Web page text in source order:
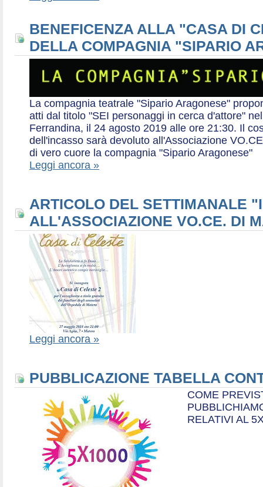
BENEFICENZA ALLA "CASA DI
DELLA COMPAGNIA "SIPARIO
La compagnia teatrale "Sipario Aragonese"
atti dal titolo "SEI personaggi in cerca d'attore"
Ferrandina, il 24 agosto 2019 alle ore 21:30. Il
dell'incasso sarà devoluto all'Associazione
di vero cuore la compagnia "Sipario Aragonese"
Leggi ancora »
ARTICOLO DEL SETTIMANALE
ALL'ASSOCIAZIONE VO.CE. DI
Leggi ancora »
PUBBLICAZIONE TABELLA
COME
RELATIVI AL